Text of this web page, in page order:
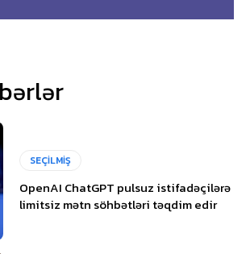
SEÇİLMİŞ
OpenAI ChatGPT pulsuz istifadəçilərə
limitsiz mətn söhbətləri təqdim edir